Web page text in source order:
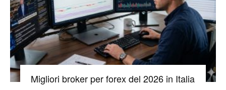
Migliori broker per forex del 2026 in Italia